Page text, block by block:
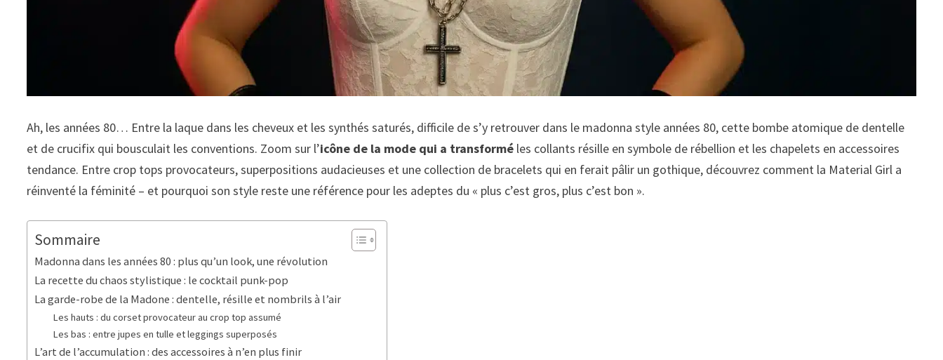
Ah, les années 80… Entre la laque dans les cheveux et les synthés saturés, difficile de s’y retrouver dans le madonna style années 80, cette bombe atomique de dentelle
et de crucifix qui bousculait les conventions. Zoom sur l’icône de la mode qui a transformé les collants résille en symbole de rébellion et les chapelets en accessoires
tendance. Entre crop tops provocateurs, superpositions audacieuses et une collection de bracelets qui en ferait pâlir un gothique, découvrez comment la Material Girl a
réinventé la féminité – et pourquoi son style reste une référence pour les adeptes du « plus c’est gros, plus c’est bon ».
Sommaire
Madonna dans les années 80 : plus qu’un look, une révolution
La recette du chaos stylistique : le cocktail punk-pop
La garde-robe de la Madone : dentelle, résille et nombrils à l’air
Les hauts : du corset provocateur au crop top assumé
Les bas : entre jupes en tulle et leggings superposés
L’art de l’accumulation : des accessoires à n’en plus finir